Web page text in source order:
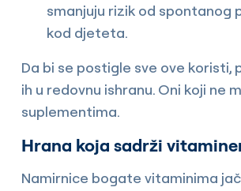
smanjuju rizik od spontanog
kod djeteta.
Da bi se postigle sve ove
ih u redovnu ishranu. Oni koji
suplementima.
Hrana koja sadrži
Namirnice bogate vitaminima